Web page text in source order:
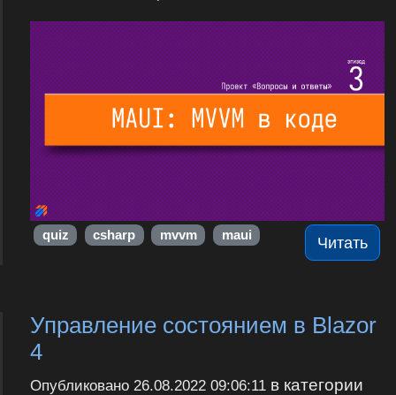
Читать
quiz csharp mvvm maui
Управление состоянием в Blazor
4
Опубликовано 26.08.2022 09:06:11в категории